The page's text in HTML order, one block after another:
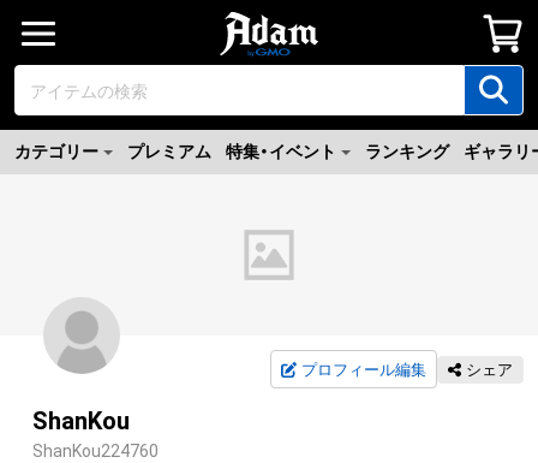
カテゴリー プレミアム 特集・イベント ランキング ギャラリ
プロフィール編集 シェア
ShanKou
ShanKou224760